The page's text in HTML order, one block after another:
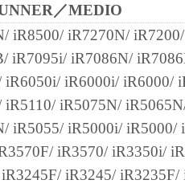
and 48 C.F.R.
1995), all U.S. Government
with only those rights set
Inc./30-2,
Japan.
れる"the Software"とは、
トウェア」を意味し、指
／MEDIO
iR8500/ iR7270N/
iR7095i/ iR7086N/
iR6050i/ iR6000i/ iR6000/
iR5110/ iR5075N/
iR5055/ iR5000i/ iR5000/
iR3570/ iR3350i/
iR3245/ iR3235F/